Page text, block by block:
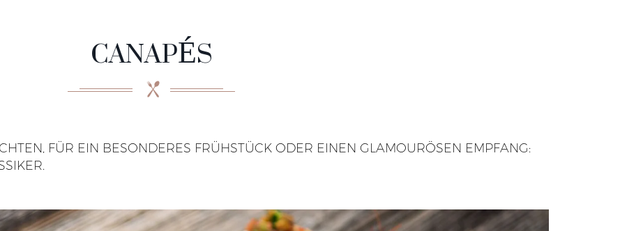
CANAPÉS
FÜR EIN BESONDERES FRÜHSTÜCK ODER EINEN GLAMOURÖSEN EMPFANG: